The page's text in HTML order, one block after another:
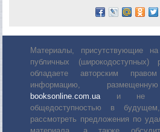
Материалы, присутствующие
публичных
обладаете авторским
информацию,
booksonline.com.uaи не
общедоступностью в
рассмотреть предложения по